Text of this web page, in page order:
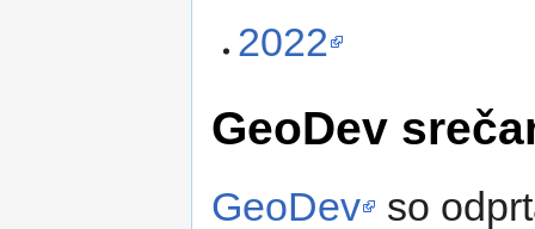
2022
GeoDev
GeoDev so